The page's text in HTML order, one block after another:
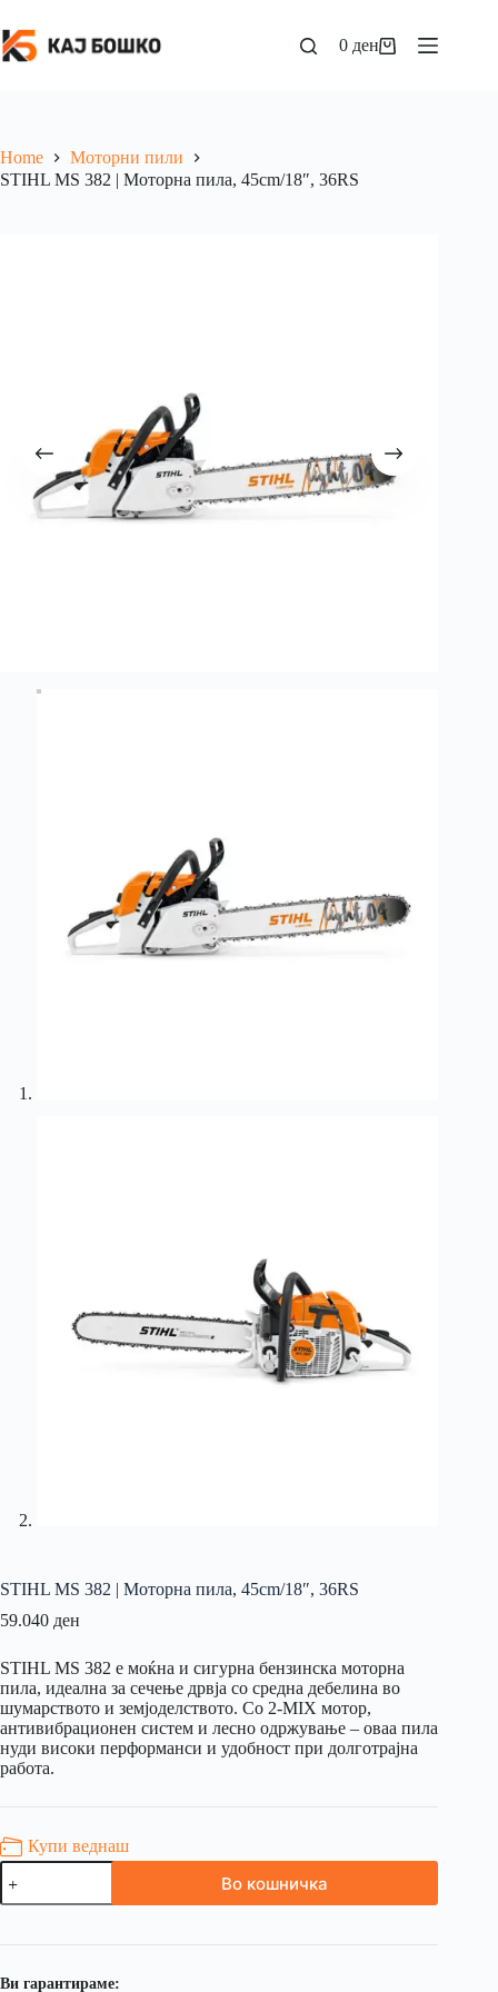
0 ден
Home
Моторни пили
STIHL MS 382 | Моторна пила, 45cm/18″, 36RS
STIHL MS 382 | Моторна пила, 45cm/18″, 36RS
59.040 ден
STIHL MS 382 е моќна и сигурна бензинска моторна
пила, идеална за сечење дрвја со средна дебелина во
шумарството и земјоделството. Со 2-MIX мотор,
антивибрационен систем и лесно одржување – оваа пила
нуди високи перформанси и удобност при долготрајна
работа.
Купи веднаш
Во кошничка
Ви гарантираме: